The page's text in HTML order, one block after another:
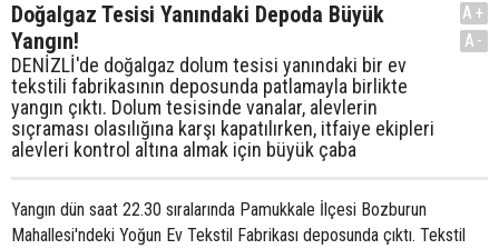
Doğalgaz Tesisi Yanındaki Depoda Büyük
Yangın!
DENİZLİ'de doğalgaz dolum tesisi yanındaki bir ev
tekstili fabrikasının deposunda patlamayla birlikte
yangın çıktı. Dolum tesisinde vanalar, alevlerin
sıçraması olasılığına karşı kapatılırken, itfaiye ekipleri
alevleri kontrol altına almak için büyük çaba
A+
A-
Yangın dün saat 22.30 sıralarında Pamukkale İlçesi Bozburun
Mahallesi'ndeki Yoğun Ev Tekstil Fabrikası deposunda çıktı. Tekstil